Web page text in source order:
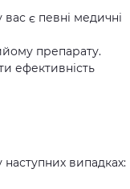
є певні медичні
препарату.
ефективність
випадках: